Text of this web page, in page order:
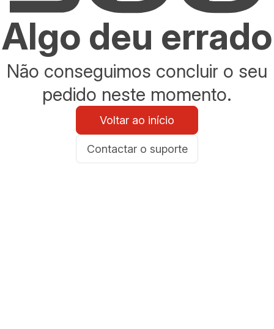
Algo deu errado
Não conseguimos concluir o seu
pedido neste momento.
Voltar ao início
Contactar o suporte